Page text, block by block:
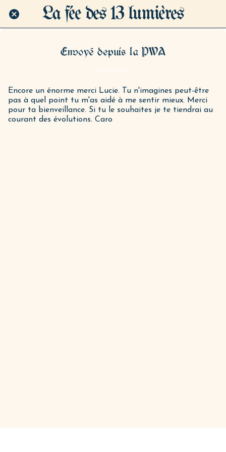
La fée des 13 lumières
Envoyé depuis la PWA
Encore un énorme merci Lucie. Tu n'imagines peut-être
pas à quel point tu m'as aidé à me sentir mieux. Merci
pour ta bienveillance. Si tu le souhaites je te tiendrai au
courant des évolutions. Caro